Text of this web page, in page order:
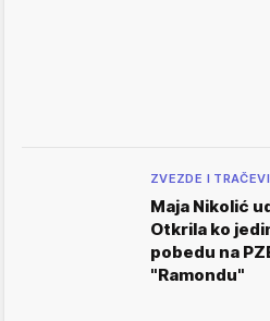
ZVEZDE I TRAČEVI
Maja Nikolić
Otkrila ko
pobedu na
"Ramondu"